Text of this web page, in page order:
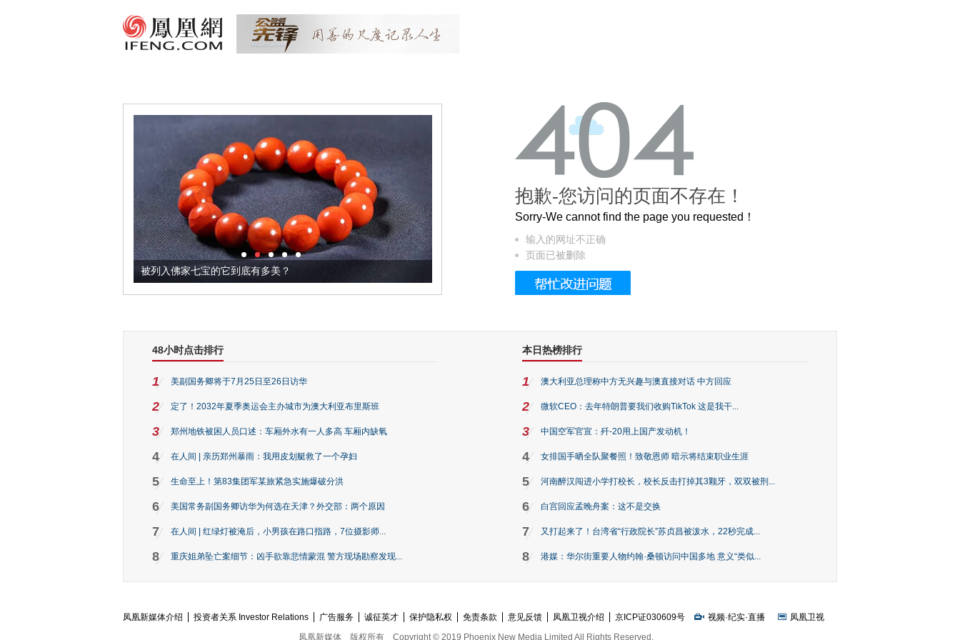
被列入佛家七宝的它到底有多美？ 这个3.2米的长卷，还原了600岁的紫禁城
抱歉-您访问的页面不存在！
Sorry-We cannot find the page you requested！
输入的网址不正确
页面已被删除
48小时点击排行
1 美副国务卿将于7月25日至26日访华
2 定了！2032年夏季奥运会主办城市为澳大利亚布里斯班
3 郑州地铁被困人员口述：车厢外水有一人多高 车厢内缺氧
4 在人间 | 亲历郑州暴雨：我用皮划艇救了一个孕妇
5 生命至上！第83集团军某旅紧急实施爆破分洪
6 美国常务副国务卿访华为何选在天津？外交部：两个原因
7 在人间 | 红绿灯被淹后，小男孩在路口指路，7位摄影师...
8 重庆姐弟坠亡案细节：凶手欲靠悲情蒙混 警方现场勘察发现...
本日热榜排行
1 澳大利亚总理称中方无兴趣与澳直接对话 中方回应
2 微软CEO：去年特朗普要我们收购TikTok 这是我干...
3 中国空军官宣：歼-20用上国产发动机！
4 女排国手晒全队聚餐照！致敬恩师 暗示将结束职业生涯
5 河南醉汉闯进小学打校长，校长反击打掉其3颗牙，双双被刑...
6 白宫回应孟晚舟案：这不是交换
7 又打起来了！台湾省“行政院长”苏贞昌被泼水，22秒完成...
8 港媒：华尔街重要人物约翰·桑顿访问中国多地 意义“类似...
凤凰新媒体介绍 投资者关系 Investor Relations 广告服务 诚征英才 保护隐私权 免责条款 意见反馈 凤凰卫视介绍 京ICP证030609号 视频·纪实·直播
凤凰卫视
凤凰新媒体
版权所有 Copyright © 2019 Phoenix New Media Limited All Rights Reserved.